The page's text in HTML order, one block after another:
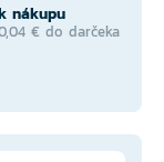
nákupu
€ do darčeka